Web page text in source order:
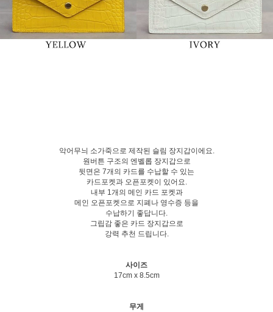
악어무늬 소가죽으로 제작된 슬림 장지갑이에요.
원버튼 구조의 엔벨롭 장지갑으로
뒷면은 7개의 카드를 수납할 수 있는
카드포켓과 오픈포켓이 있어요.
내부 1개의 메인 카드 포켓과
메인 오픈포켓으로 지폐나 영수증 등을
수납하기 좋답니다.
그립감 좋은 카드 장지갑으로
강력 추천 드립니다.
사이즈
17cm x 8.5cm
무게